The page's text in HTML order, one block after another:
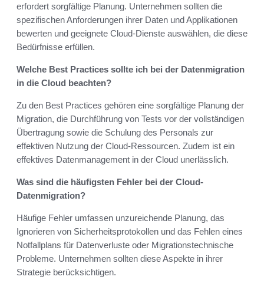
erfordert sorgfältige Planung. Unternehmen sollten die
spezifischen Anforderungen ihrer Daten und Applikationen
bewerten und geeignete Cloud-Dienste auswählen, die diese
Bedürfnisse erfüllen.
Welche Best Practices sollte ich bei der Datenmigration
in die Cloud beachten?
Zu den Best Practices gehören eine sorgfältige Planung der
Migration, die Durchführung von Tests vor der vollständigen
Übertragung sowie die Schulung des Personals zur
effektiven Nutzung der Cloud-Ressourcen. Zudem ist ein
effektives Datenmanagement in der Cloud unerlässlich.
Was sind die häufigsten Fehler bei der Cloud-
Datenmigration?
Häufige Fehler umfassen unzureichende Planung, das
Ignorieren von Sicherheitsprotokollen und das Fehlen eines
Notfallplans für Datenverluste oder Migrationstechnische
Probleme. Unternehmen sollten diese Aspekte in ihrer
Strategie berücksichtigen.